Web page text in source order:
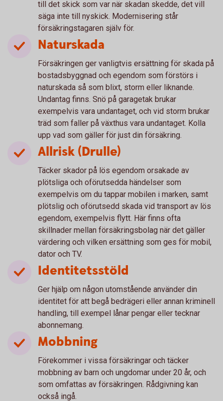
till det skick som var när skadan skedde, det vill
säga inte till nyskick. Modernisering står
försäkringstagaren själv för.
Naturskada
Försäkringen ger vanligtvis ersättning för skada på
bostadsbyggnad och egendom som förstörs i
naturskada så som blixt, storm eller liknande.
Undantag finns. Snö på garagetak brukar
exempelvis vara undantaget, och vid storm brukar
träd som faller på växthus vara undantaget. Kolla
upp vad som gäller för just din försäkring.
Allrisk (Drulle)
Täcker skador på lös egendom orsakade av
plötsliga och oförutsedda händelser som
exempelvis om du tappar mobilen i marken, samt
plötslig och oförutsedd skada vid transport av lös
egendom, exempelvis flytt. Här finns ofta
skillnader mellan försäkringsbolag när det gäller
värdering och vilken ersättning som ges för mobil,
dator och TV.
Identitetsstöld
Ger hjälp om någon utomstående använder din
identitet för att begå bedrägeri eller annan kriminell
handling, till exempel lånar pengar eller tecknar
abonnemang.
Mobbning
Förekommer i vissa försäkringar och täcker
mobbning av barn och ungdomar under 20 år, och
som omfattas av försäkringen. Rådgivning kan
också ingå.